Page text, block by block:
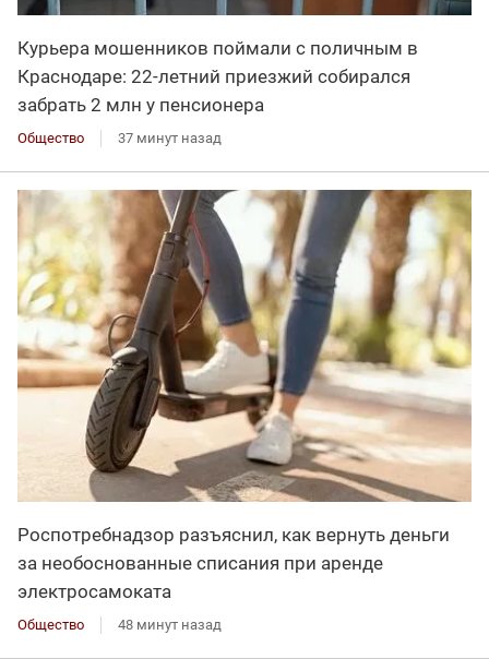
Курьера мошенников поймали с поличным в
Краснодаре: 22-летний приезжий собирался
забрать 2 млн у пенсионера
Общество 37 минут назад
Роспотребнадзор разъяснил, как вернуть деньги
за необоснованные списания при аренде
электросамоката
Общество 48 минут назад